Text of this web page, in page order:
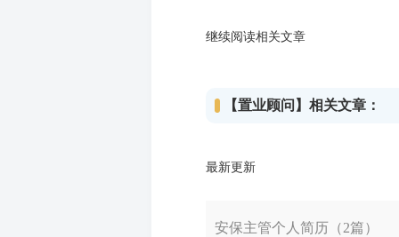
继续阅读相关文章
【置业顾问】相关文章：
最新更新
安保主管个人简历（2篇）